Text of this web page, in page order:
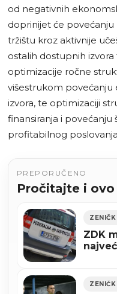
od negativnih
doprinijet će
tržištu kroz aktivnije
ostalih dostupnih
optimizacije ročne
višestrukom povećanju
izvora, te optimizaciji
finansiranja i povećanju
profitabilnog
PREPORUČENO
Pročitajte i ovo
ZDK